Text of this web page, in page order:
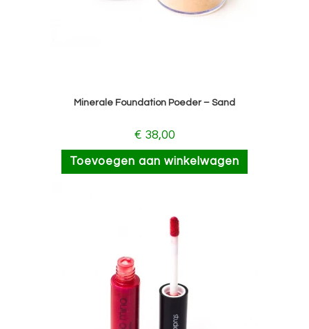
Minerale Foundation Poeder – Sand
€ 38,00
Toevoegen aan winkelwagen